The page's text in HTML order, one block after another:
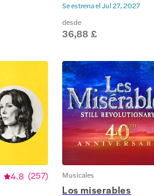
Se estrena elJul 27, 2027
desde
36,88 £
4.8 (257) Musicales
Los miserables